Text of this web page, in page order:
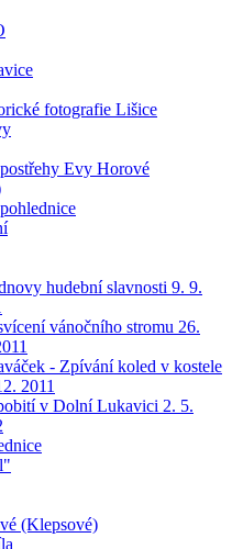
fotografie Lišice
Evy Horové
hudební slavnosti 9. 9.
vánočního stromu 26.
- Zpívání koled v kostele
2011
v Dolní Lukavici 2. 5.
(Klepsové)